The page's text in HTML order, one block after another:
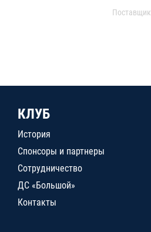
Поставщик
КЛУБ
История
Спонсоры и партнеры
Сотрудничество
ДС «Большой»
Контакты